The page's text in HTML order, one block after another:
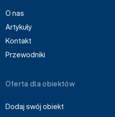
O nas
Artykuły
Kontakt
Przewodniki
Oferta dla obiektów
Dodaj swój obiekt